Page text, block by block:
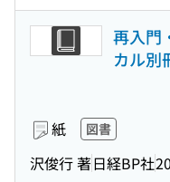
再入門
カル別
紙 図書
沢俊行 著日経BP社